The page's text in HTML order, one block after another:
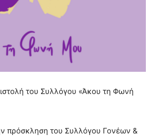
του Συλλόγου «Άκου τη Φωνή
πρόσκληση του Συλλόγου Γονέων &